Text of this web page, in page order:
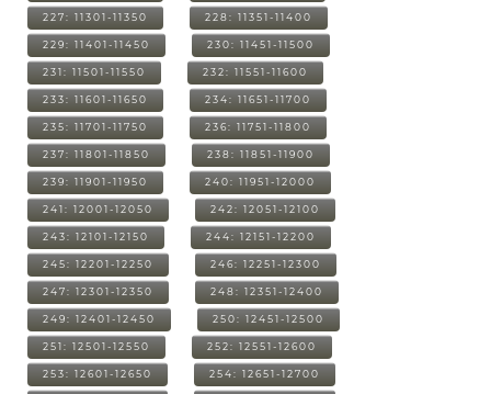
227: 11301-11350 228: 11351-11400
229: 11401-11450 230: 11451-11500
231: 11501-11550 232: 11551-11600
233: 11601-11650 234: 11651-11700
235: 11701-11750 236: 11751-11800
237: 11801-11850 238: 11851-11900
239: 11901-11950 240: 11951-12000
241: 12001-12050 242: 12051-12100
243: 12101-12150 244: 12151-12200
245: 12201-12250 246: 12251-12300
247: 12301-12350 248: 12351-12400
249: 12401-12450 250: 12451-12500
251: 12501-12550 252: 12551-12600
253: 12601-12650 254: 12651-12700